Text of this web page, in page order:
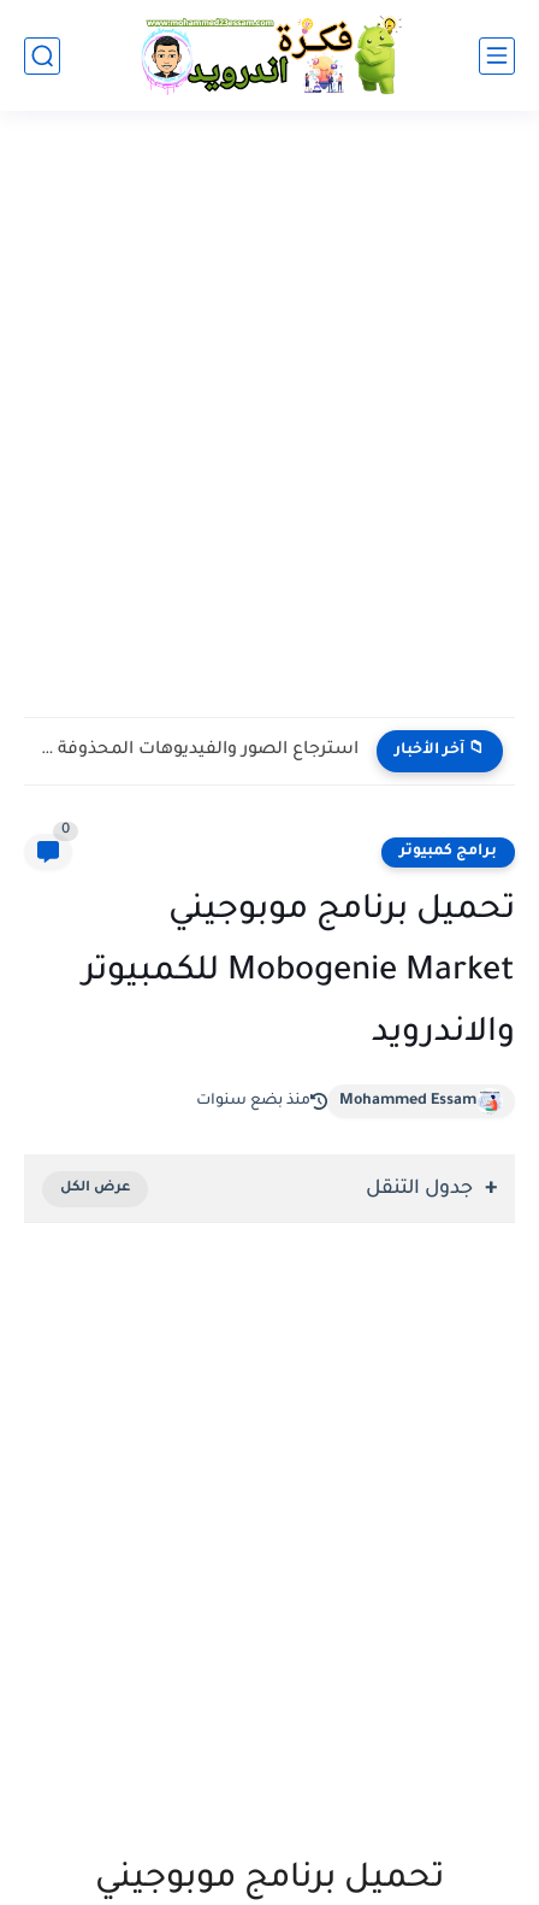
📁 آخر الأخبار استرجاع الصور والفيديوهات المحذوفة من الهاتف Mi شاومي
برامج كمبيوتر
0
تحميل برنامج موبوجيني
Mobogenie Market للكمبيوتر
والاندرويد
Mohammed Essam منذ بضع سنوات
جدول التنقل
تحميل برنامج موبوجيني